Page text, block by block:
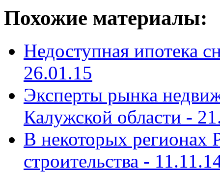
Похожие материалы:
Недоступная ипотека
26.01.15
Эксперты рынка
Калужской области -
В некоторых регионах
строительства -